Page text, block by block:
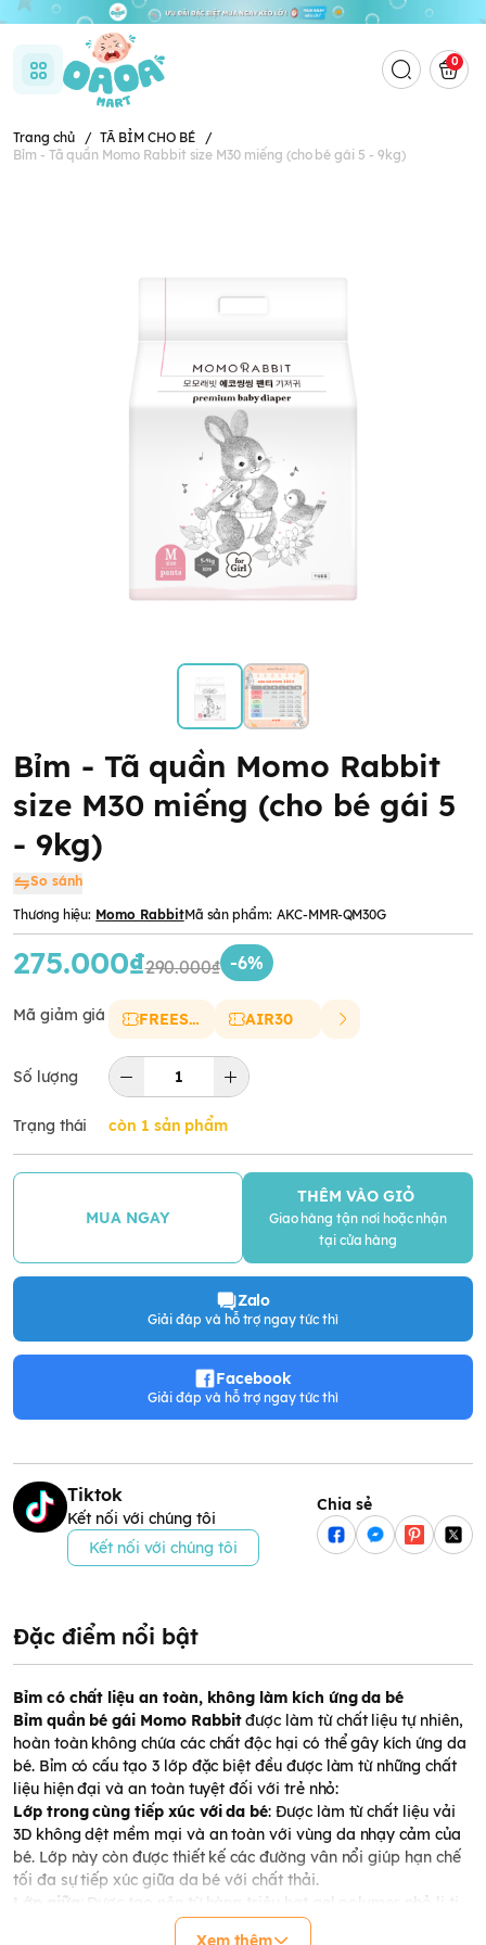
0
Trang chủ / TÃ BỈM CHO BÉ
/
Bỉm - Tã quần Momo Rabbit size M30 miếng (cho bé gái 5 - 9kg)
Bỉm - Tã quần Momo Rabbit
size M30 miếng (cho bé gái 5
- 9kg)
So sánh
Thương hiệu: Momo RabbitMã sản phẩm: AKC-MMR-QM30G
275.000₫290.000₫ -6%
Mã giảm giá FREESHIP AIR30
Số lượng
Trạng thái còn 1 sản phẩm
MUA NGAY
THÊM VÀO GIỎ
Giao hàng tận nơi hoặc nhận
tại cửa hàng
Zalo
Giải đáp và hỗ trợ ngay tức thì
Facebook
Giải đáp và hỗ trợ ngay tức thì
Tiktok
Kết nối với chúng tôi
Kết nối với chúng tôi
Chia sẻ
Đặc điểm nổi bật
Bỉm có chất liệu an toàn, không làm kích ứng da bé
Bỉm quần bé gái Momo Rabbitđược làm từ chất liệu tự nhiên,
hoàn toàn không chứa các chất độc hại có thể gây kích ứng da
bé. Bỉm có cấu tạo 3 lớp đặc biệt đều được làm từ những chất
liệu hiện đại và an toàn tuyệt đối với trẻ nhỏ:
Lớp trong cùng tiếp xúc với da bé: Được làm từ chất liệu vải
3D không dệt mềm mại và an toàn với vùng da nhạy cảm của
bé. Lớp này còn được thiết kế các đường vân nổi giúp hạn chế
tối đa sự tiếp xúc giữa da bé với chất thải.
Lớp giữa
: Được tạo nên từ hàng triệu hạt gel polymer nhỏ li ti
trải đều khắp bề mặt bỉm, giúp thấm hút nhanh và ngăn không